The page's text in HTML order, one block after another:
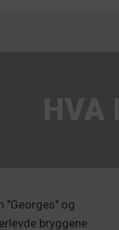
"Georges" og
bryggene